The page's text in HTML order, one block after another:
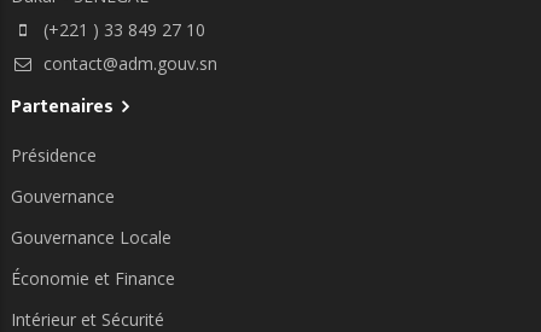
(+221 ) 33 849 27 10
contact@adm.gouv.sn
Partenaires
Présidence
Gouvernance
Gouvernance Locale
Économie et Finance
Intérieur et Sécurité